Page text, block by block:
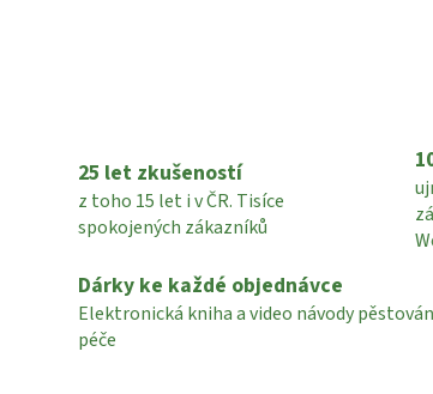
25 let zkušeností
z toho 15 let i v ČR. Tisíce
spokojených zákazníků
Dárky ke každé objednávce
Elektronická kniha a video návody
péče